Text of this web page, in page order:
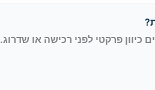
פרקטי לפני רכישה או שדרוג.